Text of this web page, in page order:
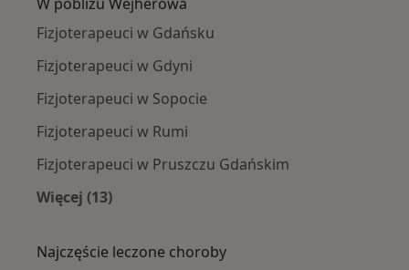
Fizjoterapeuci w Gdańsku
Fizjoterapeuci w Gdyni
Fizjoterapeuci w Sopocie
Fizjoterapeuci w Rumi
Fizjoterapeuci w Pruszczu Gdańskim
Więcej (13)
Najczęście leczone choroby